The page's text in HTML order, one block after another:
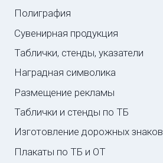
Полиграфия
Сувенирная продукция
Таблички, стенды, указатели
Наградная символика
Размещение рекламы
Таблички и стенды по ТБ
Изготовление дорожных знаков
Плакаты по ТБ и ОТ